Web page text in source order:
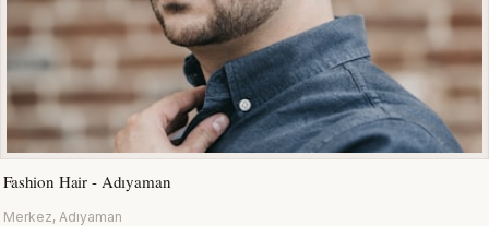
Fashion Hair - Adıyaman
Merkez, Adıyaman